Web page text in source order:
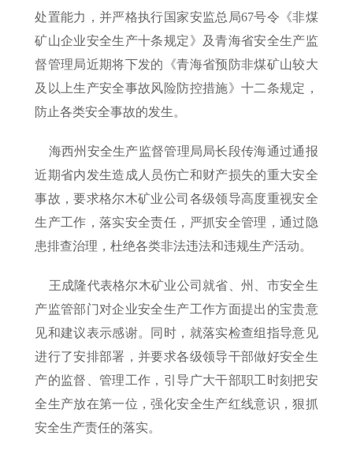
处置能力，并严格执行国家安监总局67号令《非煤
矿山企业安全生产十条规定》及青海省安全生产监
督管理局近期将下发的《青海省预防非煤矿山较大
及以上生产安全事故风险防控措施》十二条规定，
防止各类安全事故的发生。
海西州安全生产监督管理局局长段传海通过通报
近期省内发生造成人员伤亡和财产损失的重大安全
事故，要求格尔木矿业公司各级领导高度重视安全
生产工作，落实安全责任，严抓安全管理，通过隐
患排查治理，杜绝各类非法违法和违规生产活动。
王成隆代表格尔木矿业公司就省、州、市安全生
产监管部门对企业安全生产工作方面提出的宝贵意
见和建议表示感谢。同时，就落实检查组指导意见
进行了安排部署，并要求各级领导干部做好安全生
产的监督、管理工作，引导广大干部职工时刻把安
全生产放在第一位，强化安全生产红线意识，狠抓
安全生产责任的落实。